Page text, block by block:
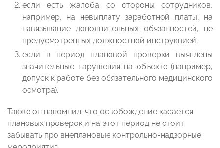
если есть жалоба со стороны сотрудников,
например, на невыплату заработной платы, на
навязывание дополнительных обязанностей, не
предусмотренных должностной инструкцией;
если в период плановой проверки выявлены
значительные нарушения на объекте (например,
допуск к работе без обязательного медицинского
осмотра).
Также он напомнил, что освобождение касается
плановых проверок и на этот период не стоит
забывать про внеплановые контрольно-надзорные